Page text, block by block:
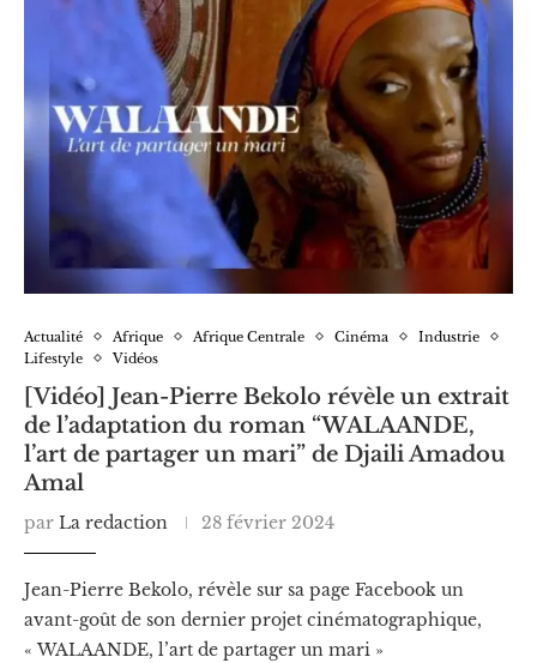
Actualité Afrique Afrique Centrale Cinéma
Industrie
Lifestyle
Vidéos
[Vidéo] Jean-Pierre Bekolo révèle un extrait
de l’adaptation du roman “WALAANDE,
l’art de partager un mari” de Djaili Amadou
Amal
par La redaction 28 février 2024
Jean-Pierre Bekolo, révèle sur sa page Facebook un
avant-goût de son dernier projet cinématographique,
« WALAANDE, l’art de partager un mari »